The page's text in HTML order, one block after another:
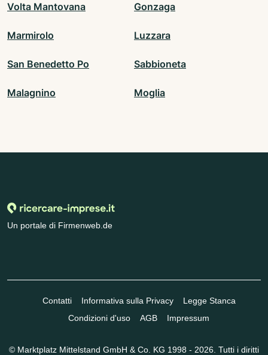
Volta Mantovana Gonzaga
Marmirolo Luzzara
San Benedetto Po Sabbioneta
Malagnino Moglia
Un portale di Firmenweb.de
Contatti Informativa sulla Privacy
Legge Stanca
Condizioni d'uso
AGB Impressum
© Marktplatz Mittelstand GmbH & Co. KG 1998 - 2026. Tutti i diritti